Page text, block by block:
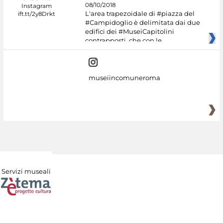
08/10/2018
L'area trapezoidale di #piazza del
#Campidoglio è delimitata dai due
edifici dei #MuseiCapitolini
contrapposti, che con le
museiincomuneroma
Servizi museali